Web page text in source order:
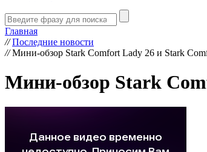
Главная
// Последние новости
// Мини-обзор Stark Comfort Lady 26 и Stark
Мини-обзор Stark